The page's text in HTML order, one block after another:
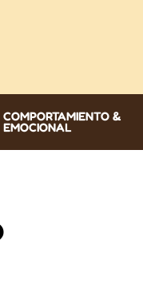
COMPORTAMIENTO &
EMOCIONAL